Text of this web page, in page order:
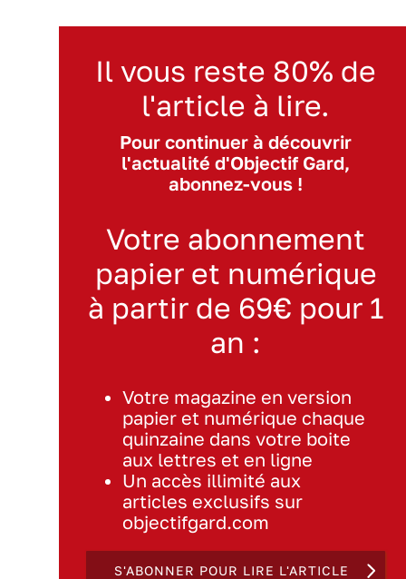
Il vous reste 80% de
l'article à lire.
Pour continuer à découvrir
l'actualité d'Objectif Gard,
abonnez-vous !
Votre abonnement
papier et numérique
à partir de 69€ pour 1
an :
Votre magazine en version
papier et numérique chaque
quinzaine dans votre boite
aux lettres et en ligne
Un accès illimité aux
articles exclusifs sur
objectifgard.com
S'ABONNER POUR LIRE L'ARTICLE